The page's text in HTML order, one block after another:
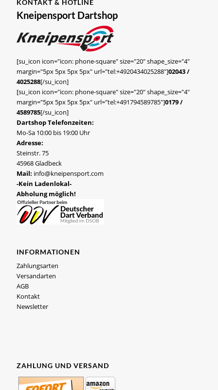
KONTAKT & HOTLINE
Kneipensport Dartshop
[su_icon icon="icon: phone-square" size="20" shape_size="4"
margin="5px 5px 5px 5px" url="tel:+4920434025288"]02043 /
4025288[/su_icon]
[su_icon icon="icon: phone-square" size="20" shape_size="4"
margin="5px 5px 5px 5px" url="tel:+491794589785"]0179 /
4589785[/su_icon]
Dartshop Telefonzeiten:
Mo-Sa 10:00 bis 19:00 Uhr
Adresse:
Steinstr. 75
45968 Gladbeck
Mail: info@kneipensport.com
-Kein Ladenlokal-
Abholung möglich!
INFORMATIONEN
Zahlungsarten
Versandarten
AGB
Kontakt
Newsletter
ZAHLUNG UND VERSAND